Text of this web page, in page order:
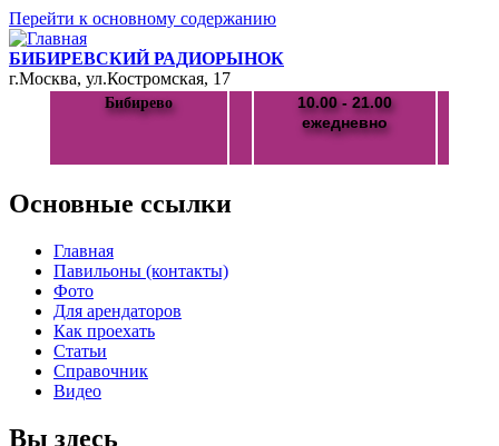
Перейти к основному содержанию
БИБИРЕВСКИЙ РАДИОРЫНОК
г.Москва, ул.Костромская, 17
Бибирево
10.00 - 21.00
ежедневно
Основные ссылки
Главная
Павильоны (контакты)
Фото
Для арендаторов
Как проехать
Статьи
Справочник
Видео
Вы здесь